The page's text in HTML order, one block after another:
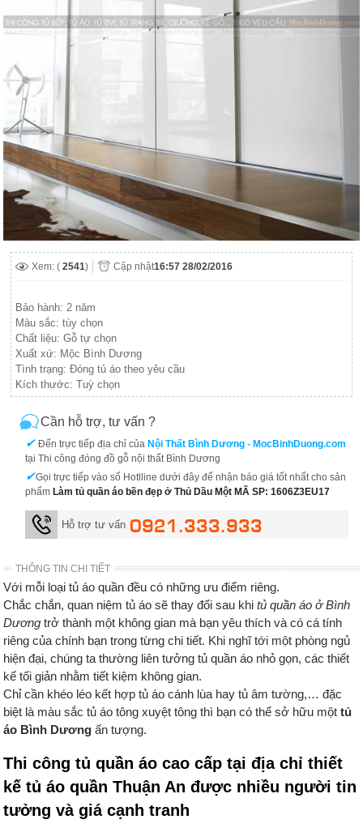
Xem: ( 2541) Cập nhật16:57 28/02/2016
Bảo hành: 2 năm
Màu sắc: tùy chọn
Chất liệu: Gỗ tự chọn
Xuất xứ: Mộc Bình Dương
Tình trạng: Đóng tủ áo theo yêu cầu
Kích thước: Tuỳ chọn
Cần hỗ trợ, tư vấn ?
✔Đến trực tiếp địa chỉ của Nội Thất Bình Dương - MocBinhDuong.com
tại Thi công đóng đồ gỗ nội thất Bình Dương
✔Gọi trực tiếp vào số Hotlline dưới đây để nhận báo giá tốt nhất cho sản
phẩm Làm tủ quần áo bền đẹp ở Thủ Dầu Một MÃ SP: 1606Z3EU17
Hỗ trợ tư vấn 0921.333.933
THÔNG TIN CHI TIẾT
Với mỗi loại tủ áo quần đều có những ưu điểm riêng.
Chắc chắn, quan niệm tủ áo sẽ thay đổi sau khitủ quần áo ở Bình
Dương trở thành một không gian mà bạn yêu thích và có cá tính
riêng của chính bạn trong từng chi tiết. Khi nghĩ tới một phòng ngủ
hiện đại, chúng ta thường liên tưởng tủ quần áo nhỏ gọn, các thiết
kế tối giản nhằm tiết kiệm không gian.
Chỉ cần khéo léo kết hợp tủ áo cánh lùa hay tủ âm tường,… đặc
biệt là màu sắc tủ áo tông xuyệt tông thì bạn có thể sở hữu mộttủ
áo Bình Dương ấn tượng.
Thi công tủ quần áo cao cấp tại địa chỉ thiết
kế tủ áo quần Thuận An được nhiều người tin
tưởng và giá cạnh tranh